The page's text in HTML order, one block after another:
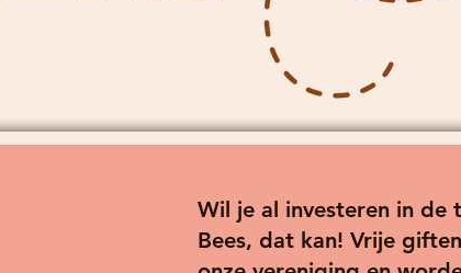
Wil je al investeren in de
Bees, dat kan! Vrije